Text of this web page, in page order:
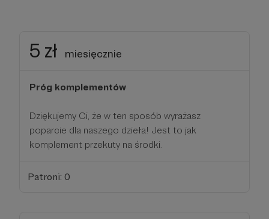
5 zł miesięcznie
Próg komplementów
Dziękujemy Ci, że w ten sposób wyrażasz
poparcie dla naszego dzieła! Jest to jak
komplement przekuty na środki.
Patroni: 0